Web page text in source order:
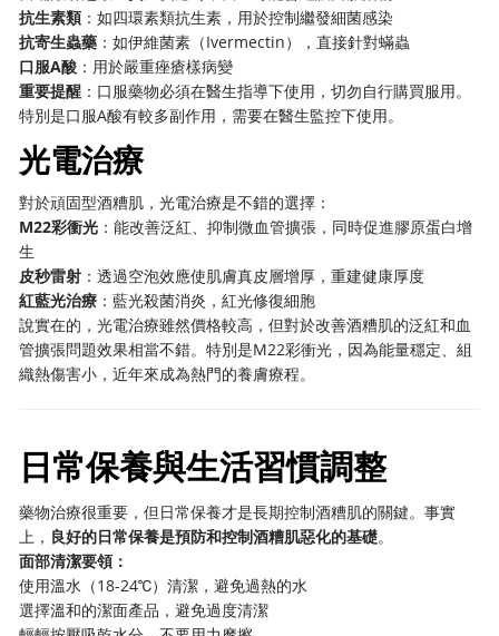
抗生素類 ：如四環素類抗生素，用於控制繼發細菌感染
抗寄生蟲藥 ：如伊維菌素（Ivermectin），直接針對蟎蟲
口服A酸 ：用於嚴重痤瘡樣病變
重要提醒 ：口服藥物必須在醫生指導下使用，切勿自行購買服用。
特別是口服A酸有較多副作用，需要在醫生監控下使用。
光電治療
對於頑固型酒糟肌，光電治療是不錯的選擇：
M22彩衝光 ：能改善泛紅、抑制微血管擴張，同時促進膠原蛋白增
生
皮秒雷射 ：透過空泡效應使肌膚真皮層增厚，重建健康厚度
紅藍光治療 ：藍光殺菌消炎，紅光修復細胞
說實在的，光電治療雖然價格較高，但對於改善酒糟肌的泛紅和血
管擴張問題效果相當不錯。特別是M22彩衝光，因為能量穩定、組
織熱傷害小，近年來成為熱門的養膚療程。
日常保養與生活習慣調整
藥物治療很重要，但日常保養才是長期控制酒糟肌的關鍵。事實
上， 良好的日常保養是預防和控制酒糟肌惡化的基礎。
面部清潔要領：
使用溫水（18-24℃）清潔，避免過熱的水
選擇溫和的潔面產品，避免過度清潔